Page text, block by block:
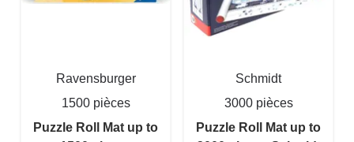
Ravensburger
1500 pièces
Puzzle Roll Mat up to
Schmidt
3000 pièces
Puzzle Roll Mat up to